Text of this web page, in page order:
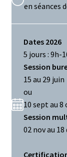
en séances
Dates 2026
5 jours : 9h-
Session
15 au 29 juin
ou
10 sept au 8
Session
02 nov au 18